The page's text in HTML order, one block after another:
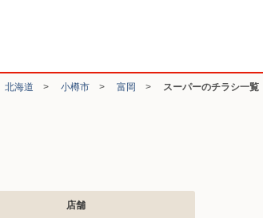
北海道 > 小樽市 > 富岡 > スーパーのチラシ一覧
店舗